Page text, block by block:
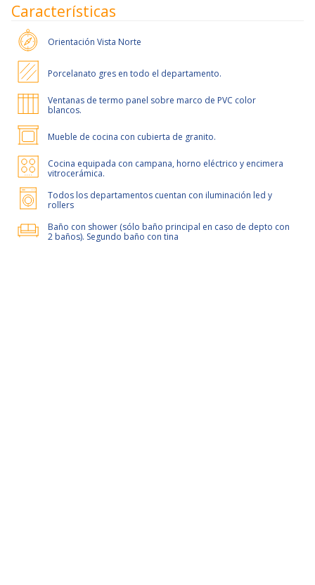
Características
Orientación Vista Norte
Porcelanato gres en todo el departamento.
Ventanas de termo panel sobre marco de PVC color
blancos.
Mueble de cocina con cubierta de granito.
Cocina equipada con campana, horno eléctrico y encimera
vitrocerámica.
Todos los departamentos cuentan con iluminación led y
rollers
Baño con shower (sólo baño principal en caso de depto con
2 baños). Segundo baño con tina